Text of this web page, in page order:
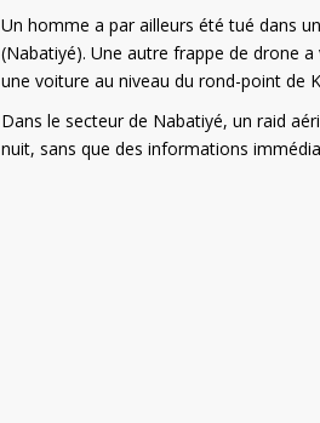
Un homme a par ailleurs été tué dans
(Nabatiyé). Une autre frappe de drone
une voiture au niveau du rond-point de
Dans le secteur de Nabatiyé, un raid
nuit, sans que des informations